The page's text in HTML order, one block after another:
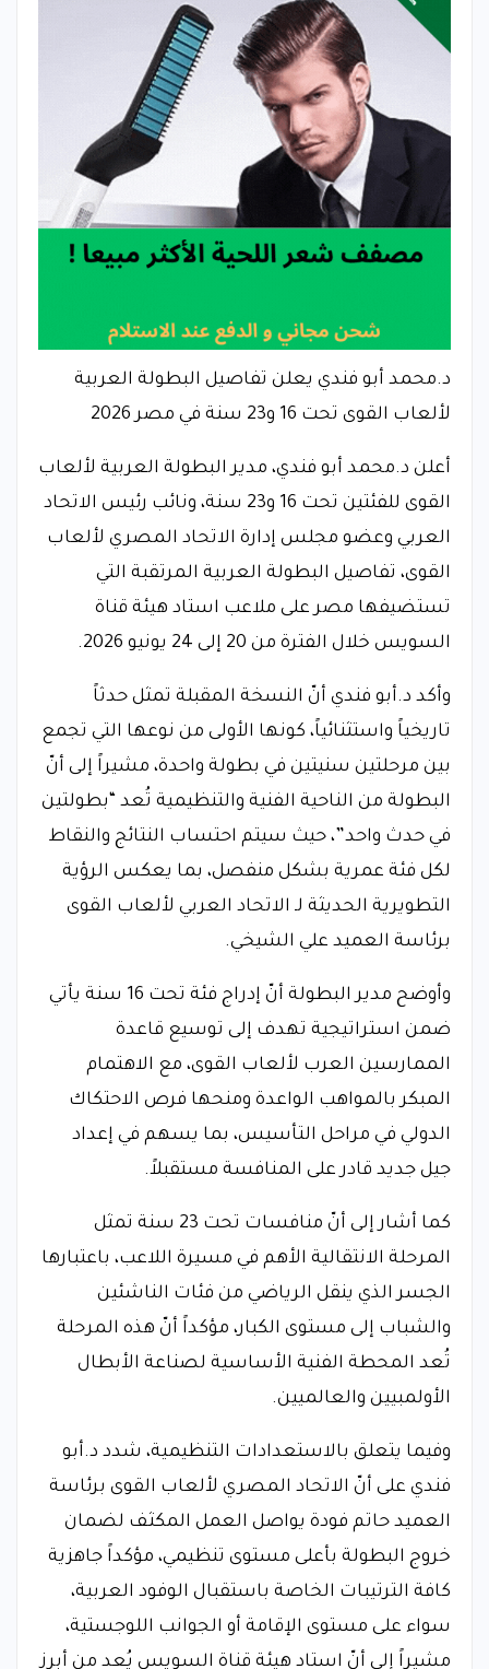
د.محمد أبو فندي يعلن تفاصيل البطولة العربية
لألعاب القوى تحت 16 و23 سنة في مصر 2026
أعلن د.محمد أبو فندي، مدير البطولة العربية لألعاب
القوى للفئتين تحت 16 و23 سنة، ونائب رئيس الاتحاد
العربي وعضو مجلس إدارة الاتحاد المصري لألعاب
القوى، تفاصيل البطولة العربية المرتقبة التي
تستضيفها مصر على ملاعب استاد هيئة قناة
السويس خلال الفترة من 20 إلى 24 يونيو 2026.
وأكد د.أبو فندي أنّ النسخة المقبلة تمثل حدثاً
تاريخياً واستثنائياً، كونها الأولى من نوعها التي تجمع
بين مرحلتين سنيتين في بطولة واحدة، مشيراً إلى أنّ
البطولة من الناحية الفنية والتنظيمية تُعد “بطولتين
في حدث واحد”، حيث سيتم احتساب النتائج والنقاط
لكل فئة عمرية بشكل منفصل، بما يعكس الرؤية
التطويرية الحديثة لـ الاتحاد العربي لألعاب القوى
برئاسة العميد علي الشيخي.
وأوضح مدير البطولة أنّ إدراج فئة تحت 16 سنة يأتي
ضمن استراتيجية تهدف إلى توسيع قاعدة
الممارسين العرب لألعاب القوى، مع الاهتمام
المبكر بالمواهب الواعدة ومنحها فرص الاحتكاك
الدولي في مراحل التأسيس، بما يسهم في إعداد
جيل جديد قادر على المنافسة مستقبلاً.
كما أشار إلى أنّ منافسات تحت 23 سنة تمثل
المرحلة الانتقالية الأهم في مسيرة اللاعب، باعتبارها
الجسر الذي ينقل الرياضي من فئات الناشئين
والشباب إلى مستوى الكبار، مؤكداً أنّ هذه المرحلة
تُعد المحطة الفنية الأساسية لصناعة الأبطال
الأولمبيين والعالميين.
وفيما يتعلق بالاستعدادات التنظيمية، شدد د.أبو
فندي على أنّ الاتحاد المصري لألعاب القوى برئاسة
العميد حاتم فودة يواصل العمل المكثف لضمان
خروج البطولة بأعلى مستوى تنظيمي، مؤكداً جاهزية
كافة الترتيبات الخاصة باستقبال الوفود العربية،
سواء على مستوى الإقامة أو الجوانب اللوجستية،
مشيراً إلى أنّ استاد هيئة قناة السويس يُعد من أبرز